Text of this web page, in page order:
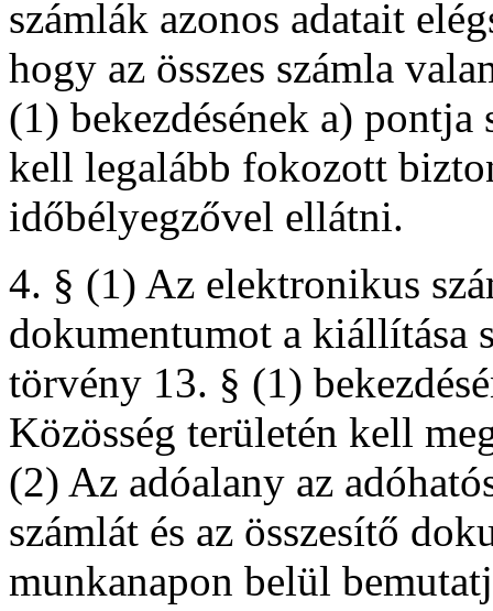
számlák azonos adatait
hogy az összes számla
(1) bekezdésének a) pontja
kell legalább fokozott
időbélyegzővel ellátni.
4. § (1) Az elektronikus
dokumentumot a kiállítása
törvény 13. § (1)
Közösség területén kell
(2) Az adóalany az
számlát és az összesítő
munkanapon belül